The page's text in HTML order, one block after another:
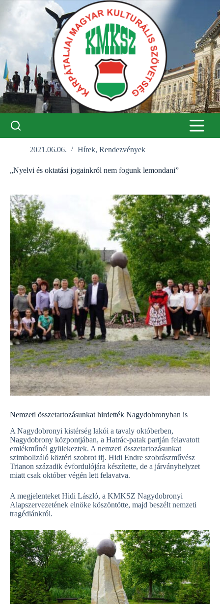
2021.06.06. Hírek, Rendezvények
„Nyelvi és oktatási jogainkról nem fogunk lemondani”
Nemzeti összetartozásunkat hirdették Nagydobronyban is
A Nagydobronyi kistérség lakói a tavaly októberben,
Nagydobrony központjában, a Hatrác-patak partján felavatott
emlékműnél gyülekeztek. A nemzeti összetartozásunkat
szimbolizáló köztéri szobrot ifj. Hidi Endre szobrászművész
Trianon századik évfordulójára készítette, de a járványhelyzet
miatt csak október végén lett felavatva.
A megjelenteket Hidi László, a KMKSZ Nagydobronyi
Alapszervezetének elnöke köszöntötte, majd beszélt nemzeti
tragédiánkról.